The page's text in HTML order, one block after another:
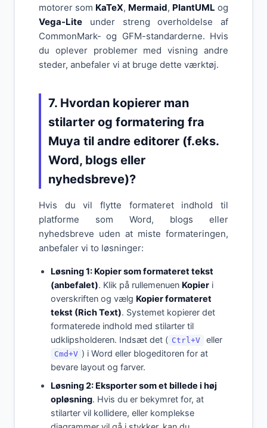
motorer som KaTeX, Mermaid, PlantUML og
Vega-Lite under streng overholdelse af
CommonMark- og GFM-standarderne. Hvis
du oplever problemer med visning andre
steder, anbefaler vi at bruge dette værktøj.
7. Hvordan kopierer man
stilarter og formatering fra
Muya til andre editorer (f.eks.
Word, blogs eller
nyhedsbreve)?
Hvis du vil flytte formateret indhold til
platforme som Word, blogs eller
nyhedsbreve uden at miste formateringen,
anbefaler vi to løsninger:
Løsning 1: Kopier som formateret tekst
(anbefalet). Klik på rullemenuen Kopier i
overskriften og vælg Kopier formateret
tekst (Rich Text). Systemet kopierer det
formaterede indhold med stilarter til
udklipsholderen. Indsæt det ( Ctrl+V eller
Cmd+V ) i Word eller blogeditoren for at
bevare layout og farver.
Løsning 2: Eksporter som et billede i høj
opløsning. Hvis du er bekymret for, at
stilarter vil kollidere, eller komplekse